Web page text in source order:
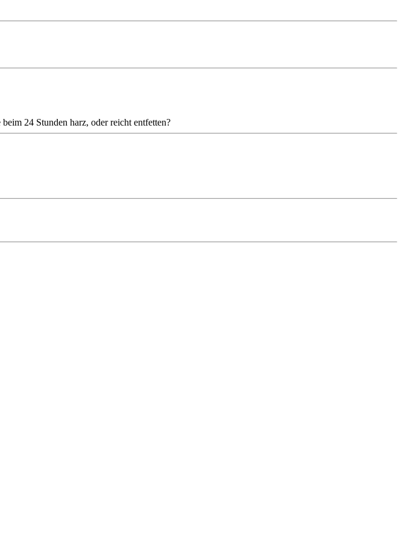
24 Stunden harz, oder reicht entfetten?